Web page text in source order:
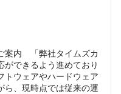
案内 「弊社タイムズカ
ができるよう進めており
トウェアやハードウェア
ら、現時点では従来の運